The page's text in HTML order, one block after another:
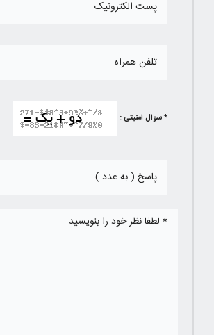
* سوال امنیتی :